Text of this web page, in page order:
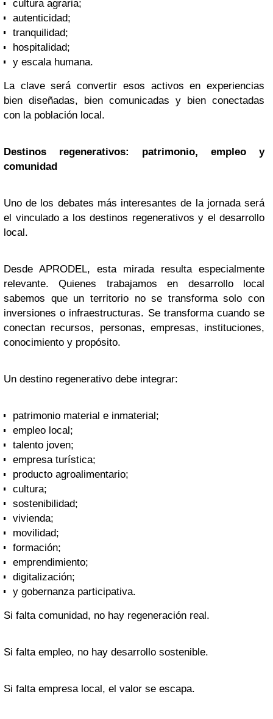
cultura agraria;
autenticidad;
tranquilidad;
hospitalidad;
y escala humana.
La clave será convertir esos activos en experiencias
bien diseñadas, bien comunicadas y bien conectadas
con la población local.
Destinos regenerativos: patrimonio, empleo y
comunidad
Uno de los debates más interesantes de la jornada será
el vinculado a los destinos regenerativos y el desarrollo
local.
Desde APRODEL, esta mirada resulta especialmente
relevante. Quienes trabajamos en desarrollo local
sabemos que un territorio no se transforma solo con
inversiones o infraestructuras. Se transforma cuando se
conectan recursos, personas, empresas, instituciones,
conocimiento y propósito.
Un destino regenerativo debe integrar:
patrimonio material e inmaterial;
empleo local;
talento joven;
empresa turística;
producto agroalimentario;
cultura;
sostenibilidad;
vivienda;
movilidad;
formación;
emprendimiento;
digitalización;
y gobernanza participativa.
Si falta comunidad, no hay regeneración real.
Si falta empleo, no hay desarrollo sostenible.
Si falta empresa local, el valor se escapa.